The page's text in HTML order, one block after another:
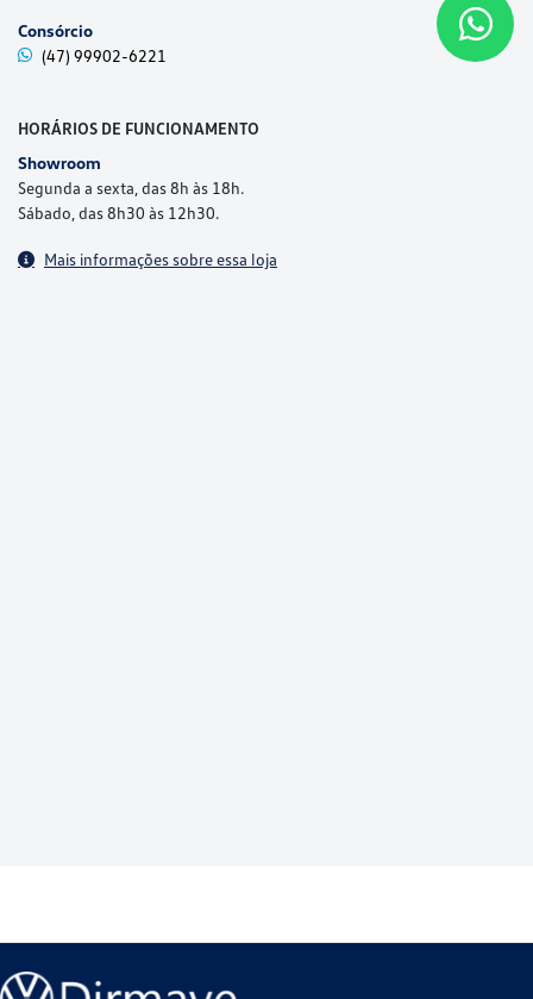
Consórcio
(47) 99902-6221
HORÁRIOS DE FUNCIONAMENTO
Showroom
Segunda a sexta, das 8h às 18h.
Sábado, das 8h30 às 12h30.
Mais informações sobre essa loja